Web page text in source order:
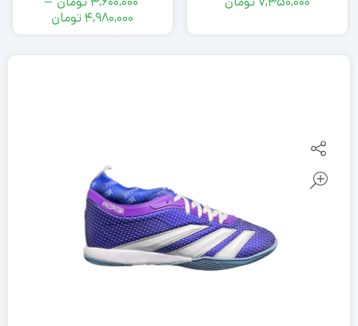
4,980,000 تومان